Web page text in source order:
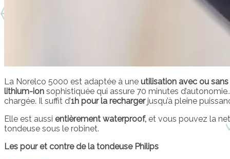
La Norelco 5000 est adaptée à une utilisation avec ou sans
lithium-ion sophistiquée qui assure 70 minutes
chargée. Il suffit d’1h pour la rechargerjusqu’à pleine
Elle est aussi entièrement waterproof, et vous pouvez la
tondeuse sous le robinet.
Les pour et contre de la tondeuse Philips